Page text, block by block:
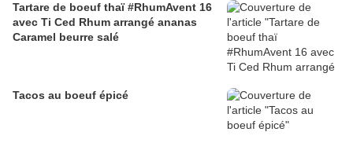
Tartare de boeuf thaï #RhumAvent 16
avec Ti Ced Rhum arrangé ananas
Caramel beurre salé
Tacos au boeuf épicé